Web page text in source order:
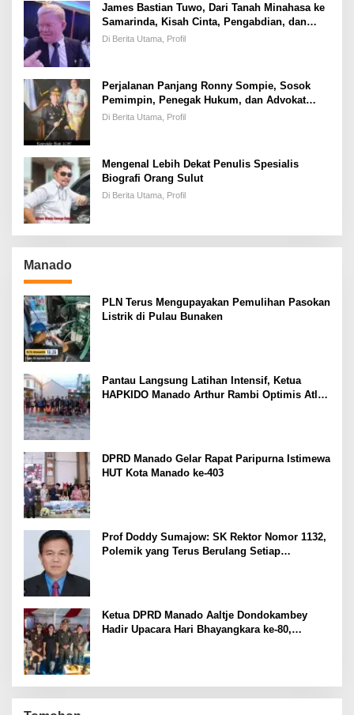
James Bastian Tuwo, Dari Tanah Minahasa ke
Samarinda, Kisah Cinta, Pengabdian, dan
Kesuksesan
Di Berita Utama, Profil
Perjalanan Panjang Ronny Sompie, Sosok
Pemimpin, Penegak Hukum, dan Advokat
Keadilan
Di Berita Utama, Profil
Mengenal Lebih Dekat Penulis Spesialis
Biografi Orang Sulut
Di Berita Utama, Profil
Manado
PLN Terus Mengupayakan Pemulihan Pasokan
Listrik di Pulau Bunaken
Pantau Langsung Latihan Intensif, Ketua
HAPKIDO Manado Arthur Rambi Optimis Atlet
DPRD Manado Gelar Rapat Paripurna Istimewa
HUT Kota Manado ke-403
Prof Doddy Sumajow: SK Rektor Nomor 1132,
Polemik yang Terus Berulang Setiap
Ketua DPRD Manado Aaltje Dondokambey
Hadir Upacara Hari Bhayangkara ke-80,